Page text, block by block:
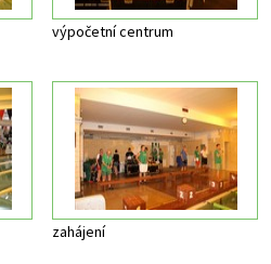
výpočetní centrum
zahájení